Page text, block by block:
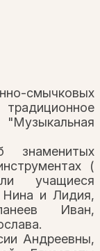
смычковых
(
учащиеся
Нина и Лидия,
Иван,
Андреевны,